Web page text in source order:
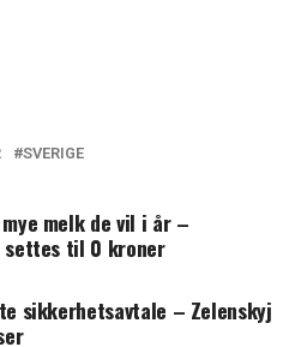
SVERIGE
melk de vil i år –
settes til 0 kroner
sikkerhetsavtale – Zelenskyj